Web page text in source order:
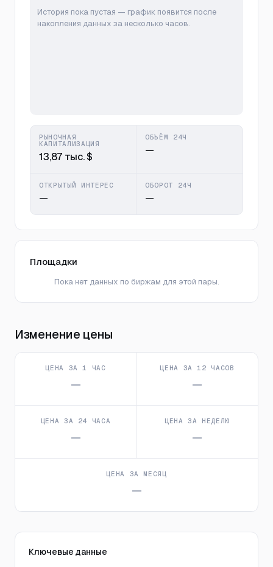
История пока пустая — график появится после
накопления данных за несколько часов.
РЫНОЧНАЯ
КАПИТАЛИЗАЦИЯ
13,87 тыс. $
ОБЪЁМ 24Ч
—
ОТКРЫТЫЙ ИНТЕРЕС
—
ОБОРОТ 24Ч
—
Площадки
Пока нет данных по биржам для этой пары.
Изменение цены
ЦЕНА ЗА 1 ЧАС
—
ЦЕНА ЗА 12 ЧАСОВ
—
ЦЕНА ЗА 24 ЧАСА
—
ЦЕНА ЗА НЕДЕЛЮ
—
ЦЕНА ЗА МЕСЯЦ
—
Ключевые данные